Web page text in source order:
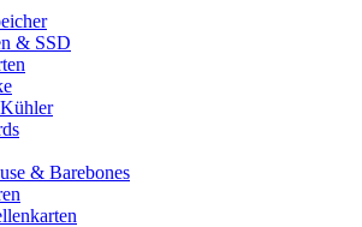
& SSD
& Barebones